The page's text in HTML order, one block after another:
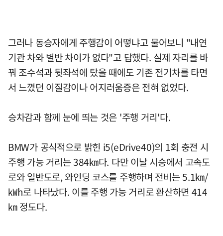
그러나 동승자에게 주행감이 어떻냐고 물어보니 "내연
기관 차와 별반 차이가 없다"고 답했다. 실제 자리를 바
꿔 조수석과 뒷좌석에 탔을 때에도 기존 전기차를 타면
서 느꼈던 이질감이나 어지러움증은 전혀 없었다.
승차감과 함께 눈에 띄는 것은 '주행 거리'다.
BMW가 공식적으로 밝힌 i5(eDrive40)의 1회 충전 시
주행 가능 거리는 384㎞다. 다만 이날 시승에서 고속도
로와 일반도로, 와인딩 코스를 주행하며 전비는 5.1㎞/
㎾h로 나타났다. 이를 주행 가능 거리로 환산하면 414
㎞ 정도다.